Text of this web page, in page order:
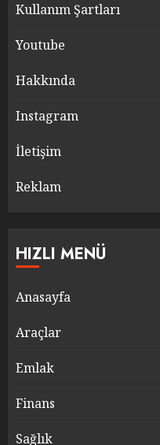
Kullanım Şartları
Youtube
Hakkında
Instagram
İletişim
Reklam
HIZLI MENÜ
Anasayfa
Araçlar
Emlak
Finans
Sağlık